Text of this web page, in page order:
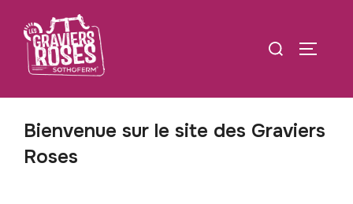
Bienvenue sur le site des Graviers
Roses